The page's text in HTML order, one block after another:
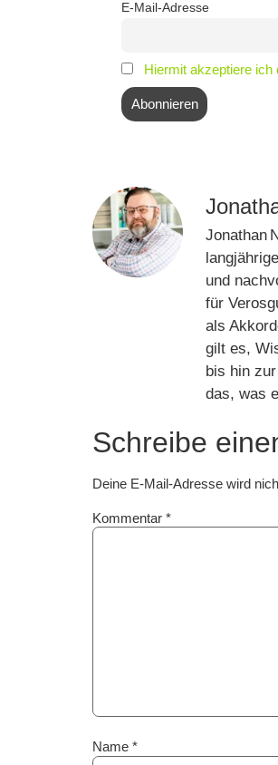
E-Mail-Adresse
Hiermit akzeptiere
Jonathan
und
für
als
gilt es,
bis hin
das, was
Schreibe
Deine E-Mail-Adresse wird
Kommentar *
Name *